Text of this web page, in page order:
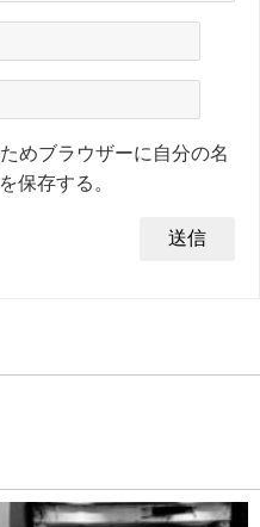
めブラウザーに自分の名
保存する。